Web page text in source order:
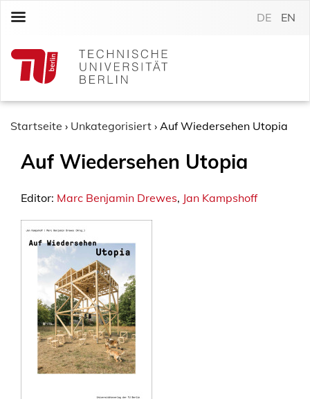
c
DE EN
Startseite › Unkategorisiert › Auf Wiedersehen Utopia
Auf Wiedersehen Utopia
Editor: Marc Benjamin Drewes, Jan Kampshoff